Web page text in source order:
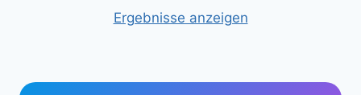
Ergebnisse anzeigen